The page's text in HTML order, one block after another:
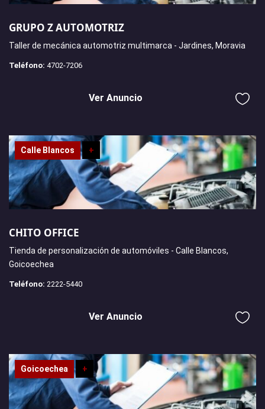
GRUPO Z AUTOMOTRIZ
Taller de mecánica automotriz multimarca - Jardines, Moravia
Teléfono: 4702-7206
Ver Anuncio
Calle Blancos +
CHITO OFFICE
Tienda de personalización de automóviles - Calle Blancos,
Goicoechea
Teléfono: 2222-5440
Ver Anuncio
Goicoechea +